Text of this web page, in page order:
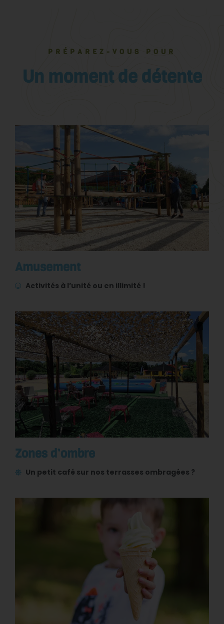
PRÉPAREZ-VOUS POUR
Un moment de détente
Amusement
Activités à l’unité ou en illimité !
Zones d’ombre
Un petit café sur nos terrasses ombragées ?